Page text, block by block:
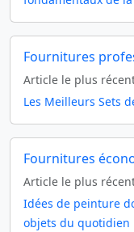
Fournitures
Article le plus
Les Meilleurs Sets
Fournitures
Article le plus
Idées de peinture
objets du quotidien